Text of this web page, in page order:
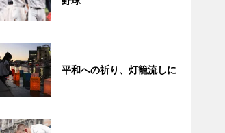
平和への祈り、灯籠流しに